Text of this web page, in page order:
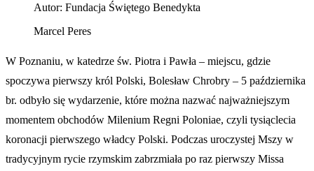
Autor: Fundacja Świętego Benedykta
Marcel Peres
W Poznaniu, w katedrze św. Piotra i Pawła – miejscu, gdzie
spoczywa pierwszy król Polski, Bolesław Chrobry – 5 października
br. odbyło się wydarzenie, które można nazwać najważniejszym
momentem obchodów Milenium Regni Poloniae, czyli tysiąclecia
koronacji pierwszego władcy Polski. Podczas uroczystej Mszy w
tradycyjnym rycie rzymskim zabrzmiała po raz pierwszy Missa